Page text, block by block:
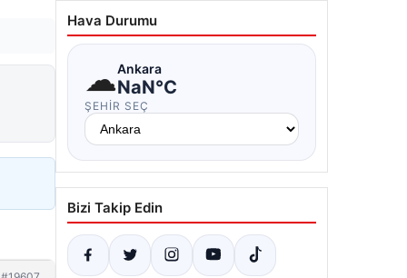
Hava Durumu
☁Ankara
NaN°C
ŞEHIR SEÇ
Bizi Takip Edin